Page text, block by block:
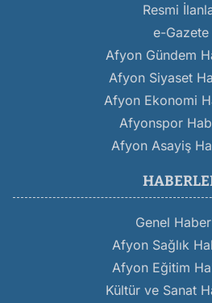
Resmi
e-Gazete
Afyon Gündem
Afyon Siyaset
Afyon Ekonomi
Afyonspor
Afyon Asayiş
Genel
Afyon Sağlık
Afyon Eğitim
Kültür ve Sanat